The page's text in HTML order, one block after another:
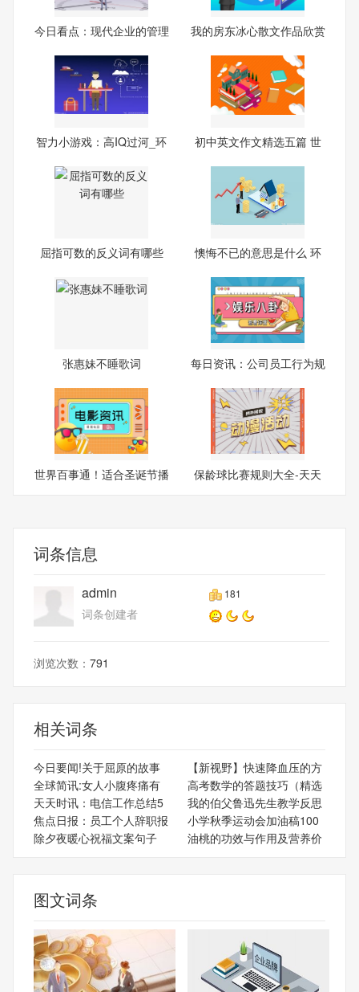
今日看点：现代企业的管理
我的房东冰心散文作品欣赏
智力小游戏：高IQ过河_环
初中英文作文精选五篇 世
屈指可数的反义词有哪些
懊悔不已的意思是什么 环
张惠妹不睡歌词
每日资讯：公司员工行为规
世界百事通！适合圣诞节播
保龄球比赛规则大全-天天
词条信息
admin 181
词条创建者
浏览次数： 791
相关词条
今日要闻!关于屈原的故事
【新视野】快速降血压的方
全球简讯:女人小腹疼痛有
高考数学的答题技巧（精选
天天时讯：电信工作总结5
我的伯父鲁迅先生教学反思
焦点日报：员工个人辞职报
小学秋季运动会加油稿100
除夕夜暖心祝福文案句子
油桃的功效与作用及营养价
图文词条